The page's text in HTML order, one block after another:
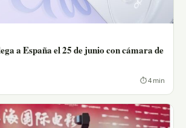
a España el 25 de junio con cámara de
⏱ 4 min